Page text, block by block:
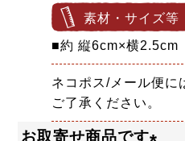
素材・サイズ等
■約 縦6cm×横2.5cm
ネコポス/メール便に
ご了承ください。
お取寄せ商品です